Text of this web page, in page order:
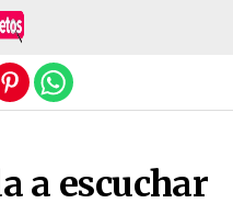
a escuchar
móvil